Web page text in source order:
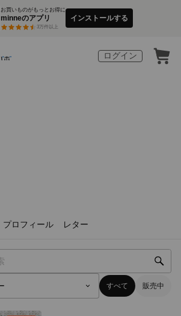
お買いものがもっとお得に
minneのアプリ
3万件以上
インストールする
ログイン
プロフィール レター
すべて 販売中